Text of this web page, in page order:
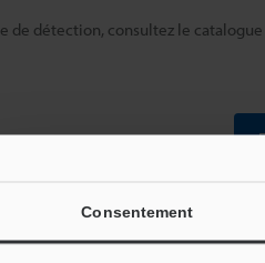
Consentement
de détection, consultez le